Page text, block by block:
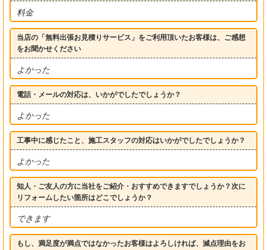
料金
当店の「無料出張お見積りサービス」をご利用頂いたお客様は、ご感想
をお聞かせください
よかった
電話・メールの対応は、いかがでしたでしょうか？
よかった
工事中に感じたこと、施工スタッフの対応はいかがでしたでしょうか？
よかった
知人・ご友人の方に当社をご紹介・おすすめできますでしょうか？次に
リフォームしたい箇所はどこでしょうか？
できます
もし、満足度が満点ではなかったお客様はよろしければ、減点理由をお